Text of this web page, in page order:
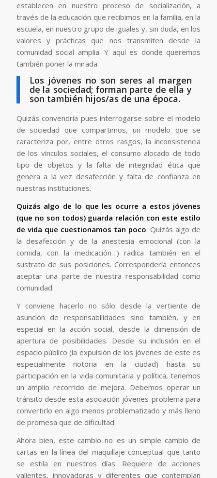
establecen en nuestro proceso de socialización, a
través de la educación que recibimos en la familia, en la
escuela, en nuestro grupo de iguales y, sin duda, en los
valores y prácticas que nos transmiten desde la
comunidad social amplia. Y aquí es donde queremos
también poner la mirada.
Los jóvenes no son seres al margen
de la sociedad; forman parte de ella y
son también hijos/as de una época.
Quizás convendría pues interrogarse sobre el modelo
de sociedad que compartimos, un modelo que se
caracteriza por, entre otros rasgos, la inconsistencia
de los vínculos sociales, el consumo alocado de todo
tipo de objetos y la falta de integridad ética que
genera a la vez desafección y falta de confianza en
nuestras instituciones.
Quizás algo de lo que les ocurre a estos jóvenes
(que no son todos) guarda relación con este estilo
de vida que cuestionamos tan poco. Quizás algo de
la desafección y de la anestesia emocional (con la
comida, con la medicación…) radica también en el
sustrato de sus posiciones. Correspondería entonces
aceptar una parte de nuestra responsabilidad como
comunidad.
Y conviene hacerlo no sólo desde la vertiente de
asunción de responsabilidades sino también, y en
especial en la acción social, desde la dimensión de
apertura de posibilidades. Desde su inclusión en el
espacio público (la expulsión de los jóvenes de este es
especialmente notoria en la ciudad) hasta su
participación en la vida comunitaria y política, tenemos
un amplio recorrido de mejora. Debemos operar un
tránsito desde esta asociación jóvenes-problema para
convertirlo en algo menos problematizado y más lleno
de promesa que de dificultad.
Ahora bien, este cambio no es un simple cambio de
cartas en la línea del maquillaje conceptual que tanto
se estila en nuestros días. Requiere de acciones
valientes, innovadoras y diferentes que contemplan